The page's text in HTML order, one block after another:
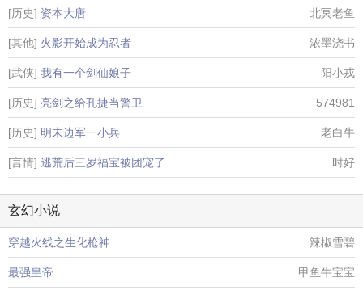
[历史] 资本大唐 北冥老鱼
[其他] 火影开始成为忍者 浓墨浇书
[武侠] 我有一个剑仙娘子 阳小戎
[历史] 亮剑之给孔捷当警卫 574981
[历史] 明末边军一小兵 老白牛
[言情] 逃荒后三岁福宝被团宠了 时好
玄幻小说
穿越火线之生化枪神 辣椒雪碧
最强皇帝 甲鱼牛宝宝